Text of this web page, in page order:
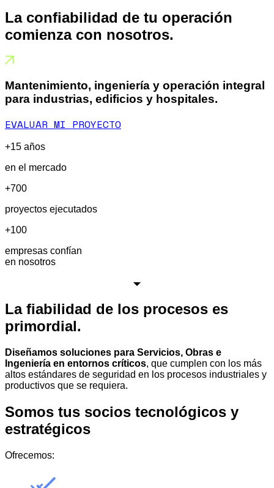
La confiabilidad de tu operación
comienza con nosotros.
Mantenimiento, ingeniería y operación integral
para industrias, edificios y hospitales.
EVALUAR MI PROYECTO
+15 años
en el mercado
+700
proyectos ejecutados
+100
empresas confían
en nosotros
La fiabilidad de los procesos es
primordial.
Diseñamos soluciones para Servicios, Obras e
Ingeniería en entornos críticos, que cumplen con los más
altos estándares de seguridad en los procesos industriales y
productivos que se requiera.
Somos tus socios tecnológicos y
estratégicos
Ofrecemos: